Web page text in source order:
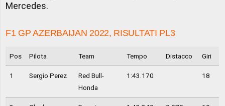
Mercedes.
F1 GP AZERBAIJAN 2022, RISULTATI PL3
Pos Pilota Team Tempo Distacco Giri
1 Sergio Perez
Red Bull-
Honda
1:43.170 18